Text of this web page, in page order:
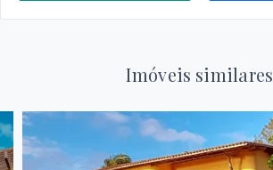
Imóveis similares